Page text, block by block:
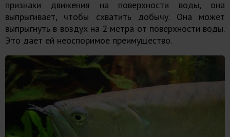
признаки движения на поверхности воды, она
выпрыгивает, чтобы схватить добычу. Она может
выпрыгнуть в воздух на 2 метра от поверхности воды.
Это дает ей неоспоримое преимущество.